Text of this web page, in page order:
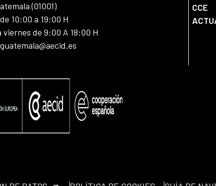
(01001)
10:00 a 19:00 H
viernes de 9:00 A 18:00 H
CCE